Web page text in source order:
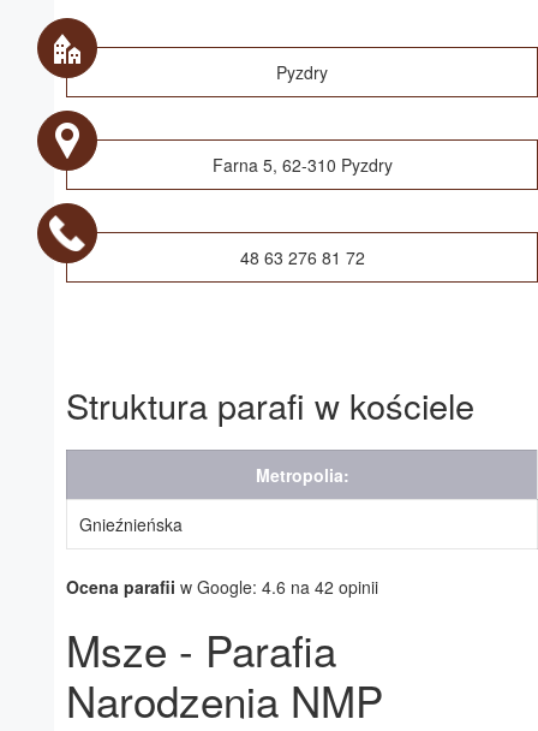
Pyzdry
Farna 5, 62-310 Pyzdry
48 63 276 81 72
Struktura parafi w kościele
Metropolia:
Gnieźnieńska
Ocena parafii w Google: 4.6 na 42 opinii
Msze - Parafia
Narodzenia NMP